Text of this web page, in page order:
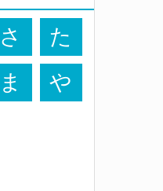
さ
た
ま
や